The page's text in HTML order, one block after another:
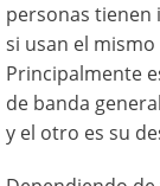
personas tienen
si usan el
Principalmente
de banda
y el otro es su